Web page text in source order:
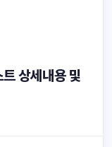
상세내용 및